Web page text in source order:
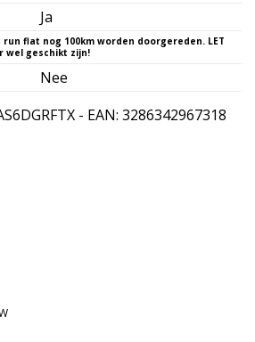
Ja
Nee
- EAN: 3286342967318